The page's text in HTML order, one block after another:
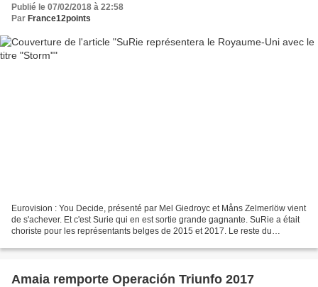
Publié le 07/02/2018 à 22:58
Par France12points
Eurovision : You Decide, présenté par Mel Giedroyc et Måns Zelmerlöw vient
de s'achever. Et c'est Surie qui en est sortie grande gagnante. SuRie a était
choriste pour les représentants belges de 2015 et 2017. Le reste du
Amaia remporte Operación Triunfo 2017